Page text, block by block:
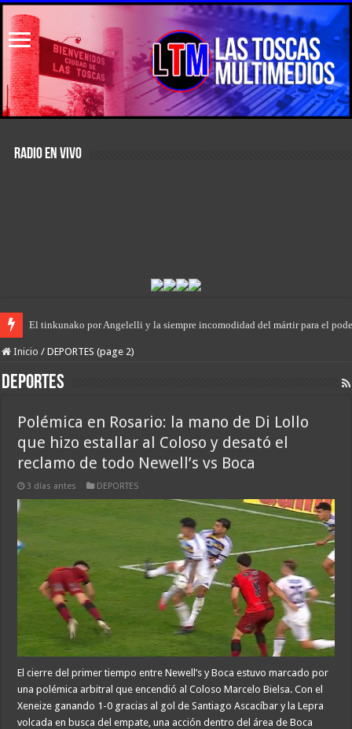
RADIO EN VIVO
El primer encuentro de “Rodanteros del Jaaukanigás”, se presentó en la
Inicio / DEPORTES (page 2)
DEPORTES
Polémica en Rosario: la mano de Di Lollo
que hizo estallar al Coloso y desató el
reclamo de todo Newell’s vs Boca
3 días antes DEPORTES
El cierre del primer tiempo entre Newell’s y Boca estuvo marcado por
una polémica arbitral que encendió al Coloso Marcelo Bielsa. Con el
Xeneize ganando 1-0 gracias al gol de Santiago Ascacíbar y la Lepra
volcada en busca del empate, una acción dentro del área de Boca